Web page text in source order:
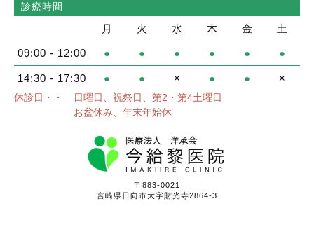
診療時間
月 火 水 木 金 土
09:00 - 12:00 ● ● ● ● ● ●
14:30 - 17:30 ● ● × ● ● ×
休診日・・
日曜日、祝祭日、第2・第4土曜日
お盆休み、年末年始休
〒883-0021
宮崎県日向市大字財光寺2864-3